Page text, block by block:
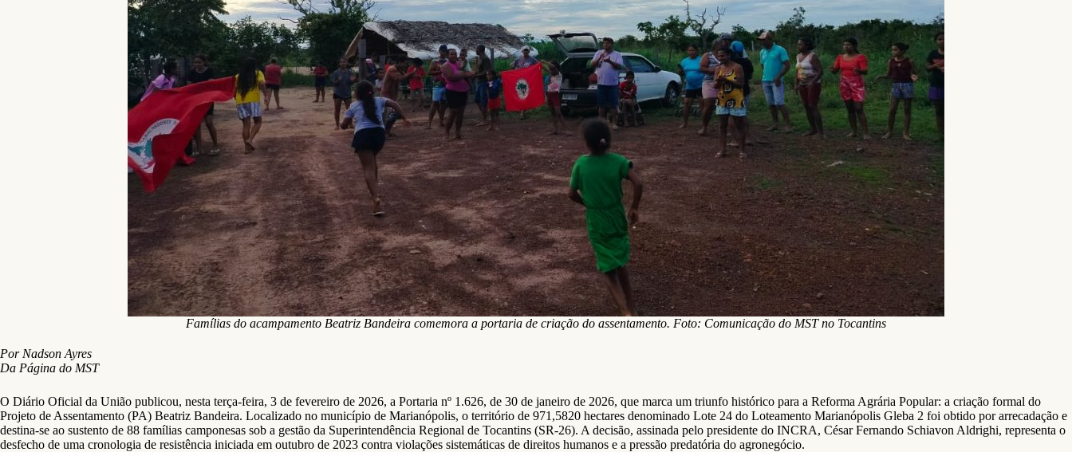
Famílias do acampamento Beatriz Bandeira comemora a portaria de criação do assentamento. Foto: Comunicação do MST no Tocantins
Por Nadson Ayres
Da Página do MST
O Diário Oficial da União publicou, nesta terça-feira, 3 de fevereiro de 2026, a Portaria nº 1.626, de 30 de janeiro de 2026, que marca um triunfo histórico para a Reforma Agrária Popular: a criação formal do
Projeto de Assentamento (PA) Beatriz Bandeira. Localizado no município de Marianópolis, o território de 971,5820 hectares denominado Lote 24 do Loteamento Marianópolis Gleba 2 foi obtido por arrecadação e
destina-se ao sustento de 88 famílias camponesas sob a gestão da Superintendência Regional de Tocantins (SR-26). A decisão, assinada pelo presidente do INCRA, César Fernando Schiavon Aldrighi, representa o
desfecho de uma cronologia de resistência iniciada em outubro de 2023 contra violações sistemáticas de direitos humanos e a pressão predatória do agronegócio.